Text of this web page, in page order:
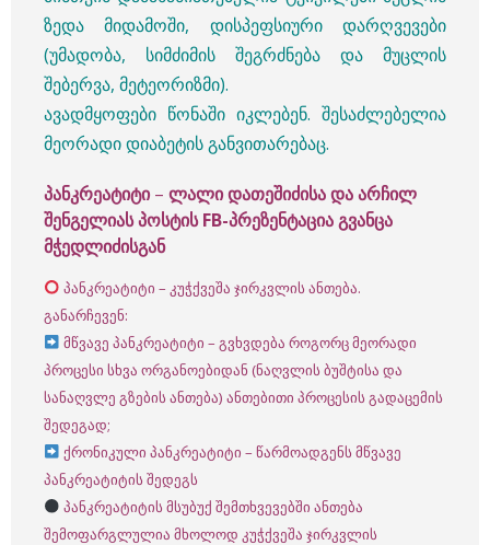
ზედა მიდამოში, დისპეფსიური დარღვევები
(უმადობა, სიმძიმის შეგრძნება და მუცლის
შებერვა, მეტეორიზმი).
ავადმყოფები წონაში იკლებენ. შესაძლებელია
მეორადი დიაბეტის განვითარებაც.
პანკრეატიტი– ლალი დათეშიძისა და არჩილ
შენგელიას პოსტის FB-პრეზენტაცია გვანცა
მჭედლიძისგან
პანკრეატიტი – კუჭქვეშა ჯირკვლის ანთება.
განარჩევენ:
მწვავე პანკრეატიტი – გვხვდება როგორც მეორადი
პროცესი სხვა ორგანოებიდან (ნაღვლის ბუშტისა და
სანაღვლე გზების ანთება) ანთებითი პროცესის გადაცემის
შედეგად;
ქრონიკული პანკრეატიტი – წარმოადგენს მწვავე
პანკრეატიტის შედეგს
პანკრეატიტის მსუბუქ შემთხვევებში ანთება
შემოფარგლულია მხოლოდ კუჭქვეშა ჯირკვლის